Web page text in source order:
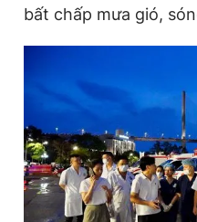
bất chấp mưa gió,